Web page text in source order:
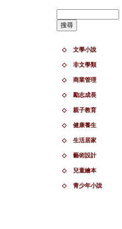
◇ 文學小說
◇ 非文學類
◇ 商業管理
◇ 勵志成長
◇ 親子教育
◇ 健康養生
◇ 生活居家
◇ 藝術設計
◇ 兒童繪本
◇ 青少年小說